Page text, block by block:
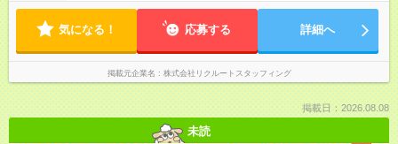
気になる！ 応募する 詳細へ
掲載元企業名 株式会社リクルートスタッフィング
掲載日：2026.08.08
未読